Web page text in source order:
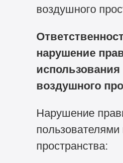
воздушного
нарушение
использования
воздушного
Нарушение